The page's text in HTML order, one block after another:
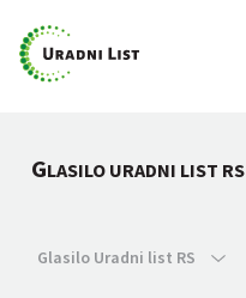
GLASILO URADNI LIST RS
Glasilo Uradni list RS